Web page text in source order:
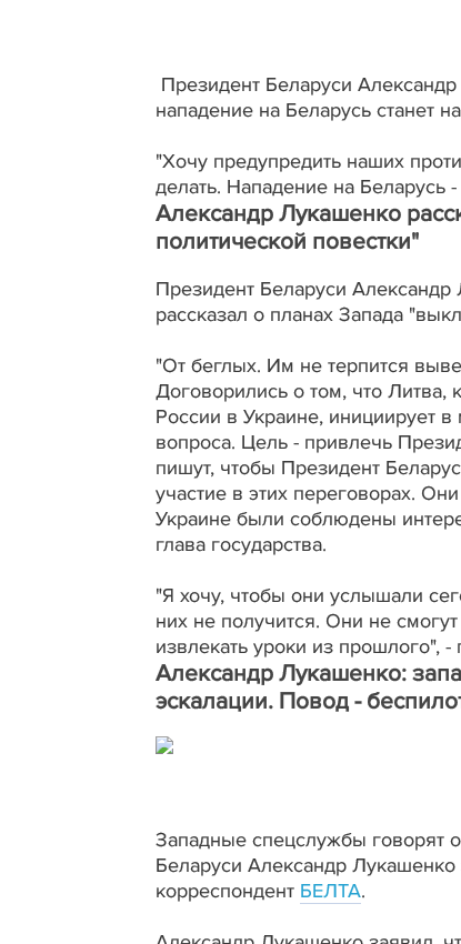
Президент Беларуси
нападение на Беларусь станет
"Хочу предупредить наших
делать. Нападение на Беларусь
Александр Лукашенко
политической повестки"
Президент Беларуси
рассказал о планах Запада
"От беглых. Им не терпится
Договорились о том, что
России в Украине, инициирует
вопроса. Цель - привлечь
пишут, чтобы Президент
участие в этих переговорах.
Украине были соблюдены
глава государства.
"Я хочу, чтобы они услышали
них не получится. Они не
извлекать уроки из прошлого",
Александр Лукашенко:
эскалации. Повод -
Западные спецслужбы говорят
Беларуси Александр
корреспондент БЕЛТА.